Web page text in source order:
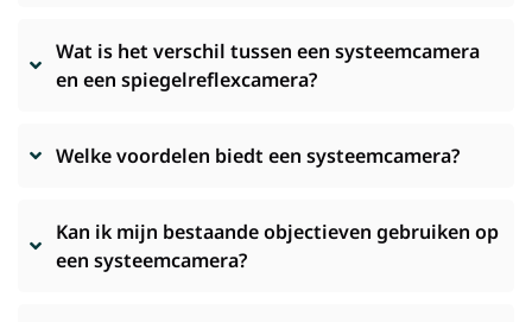
Wat is het verschil tussen een systeemcamera
en een spiegelreflexcamera?
Welke voordelen biedt een systeemcamera?
Kan ik mijn bestaande objectieven gebruiken op
een systeemcamera?